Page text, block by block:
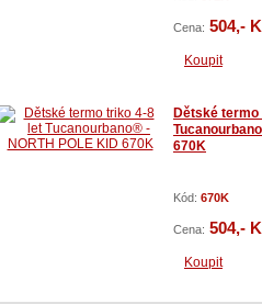
Cena: 504,-
Koupit
Dětské
670K
Kód: 670K
Cena: 504,-
Koupit